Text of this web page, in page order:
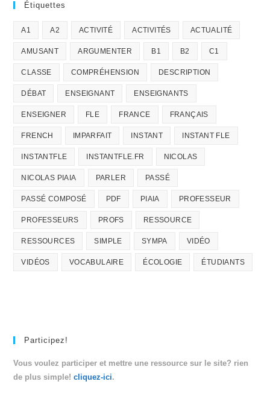
Étiquettes
A1 A2 ACTIVITÉ ACTIVITÉS ACTUALITÉ
AMUSANT ARGUMENTER B1 B2 C1
CLASSE COMPRÉHENSION DESCRIPTION
DÉBAT ENSEIGNANT ENSEIGNANTS
ENSEIGNER FLE FRANCE FRANÇAIS
FRENCH IMPARFAIT INSTANT INSTANT FLE
INSTANTFLE INSTANTFLE.FR NICOLAS
NICOLAS PIAIA PARLER PASSÉ
PASSÉ COMPOSÉ PDF PIAIA PROFESSEUR
PROFESSEURS PROFS RESSOURCE
RESSOURCES SIMPLE SYMPA VIDÉO
VIDÉOS VOCABULAIRE ÉCOLOGIE ÉTUDIANTS
Participez!
Vous voulez participer et mettre une ressource sur le site? rien
de plus simple!cliquez-ici.